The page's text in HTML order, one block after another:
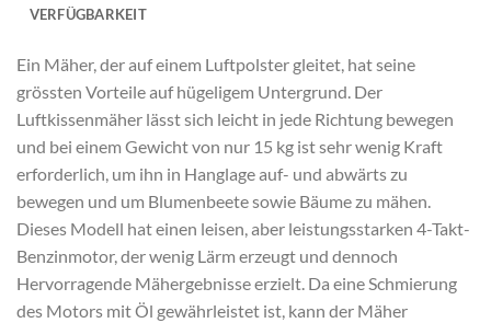
VERFÜGBARKEIT
Ein Mäher, der auf einem Luftpolster gleitet, hat seine
grössten Vorteile auf hügeligem Untergrund. Der
Luftkissenmäher lässt sich leicht in jede Richtung bewegen
und bei einem Gewicht von nur 15 kg ist sehr wenig Kraft
erforderlich, um ihn in Hanglage auf- und abwärts zu
bewegen und um Blumenbeete sowie Bäume zu mähen.
Dieses Modell hat einen leisen, aber leistungsstarken 4-Takt-
Benzinmotor, der wenig Lärm erzeugt und dennoch
Hervorragende Mähergebnisse erzielt. Da eine Schmierung
des Motors mit Öl gewährleistet ist, kann der Mäher